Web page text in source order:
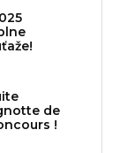
de
!